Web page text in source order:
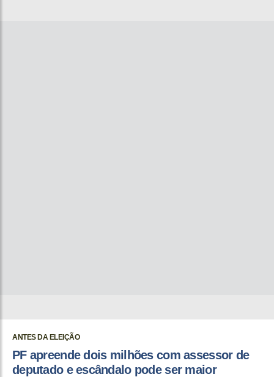
ANTES DA ELEIÇÃO
PF apreende dois milhões com assessor de
deputado e escândalo pode ser maior